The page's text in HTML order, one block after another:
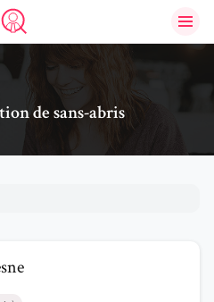
Trouve un avocat
de sans-abris